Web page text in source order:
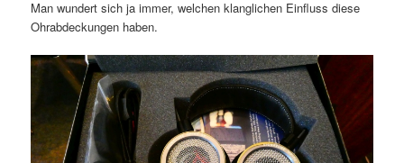
Man wundert sich ja immer, welchen klanglichen Einfluss diese
Ohrabdeckungen haben.